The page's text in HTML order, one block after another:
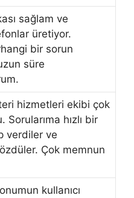
sağlam ve
üretiyor.
bir sorun
süre
hizmetleri ekibi çok
Sorularıma hızlı bir
verdiler ve
Çok memnun
kullanıcı